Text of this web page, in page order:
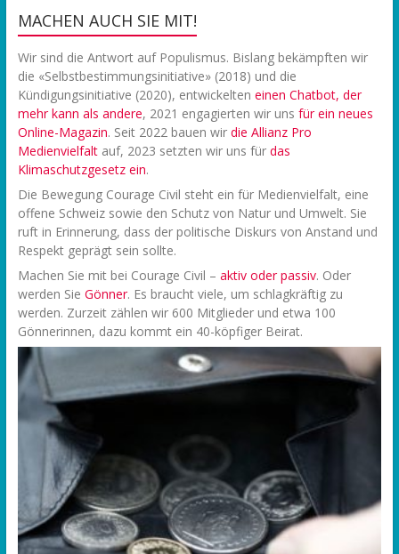
MACHEN AUCH SIE MIT!
Wir sind die Antwort auf Populismus. Bislang bekämpften wir
die «Selbstbestimmungsinitiative» (2018) und die
Kündigungsinitiative (2020), entwickelten einen Chatbot, der
mehr kann als andere, 2021 engagierten wir uns für ein neues
Online-Magazin. Seit 2022 bauen wir die Allianz Pro
Medienvielfaltauf, 2023 setzten wir uns für das
Klimaschutzgesetz ein.
Die Bewegung Courage Civil steht ein für Medienvielfalt, eine
offene Schweiz sowie den Schutz von Natur und Umwelt. Sie
ruft in Erinnerung, dass der politische Diskurs von Anstand und
Respekt geprägt sein sollte.
Machen Sie mit bei Courage Civil – aktiv oder passiv. Oder
werden Sie Gönner. Es braucht viele, um schlagkräftig zu
werden. Zurzeit zählen wir 600 Mitglieder und etwa 100
Gönnerinnen, dazu kommt ein 40-köpfiger Beirat.